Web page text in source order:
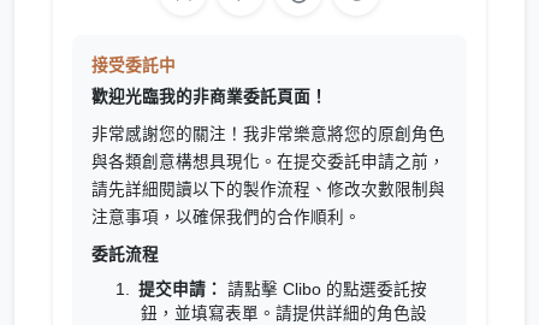
接受委託中
歡迎光臨我的非商業委託頁面！
非常感謝您的關注！我非常樂意將您的原創角色
與各類創意構想具現化。在提交委託申請之前，
請先詳細閱讀以下的製作流程、修改次數限制與
注意事項，以確保我們的合作順利。
委託流程
提交申請： 請點擊 Clibo 的點選委託按
鈕，並填寫表單。請提供詳細的角色設